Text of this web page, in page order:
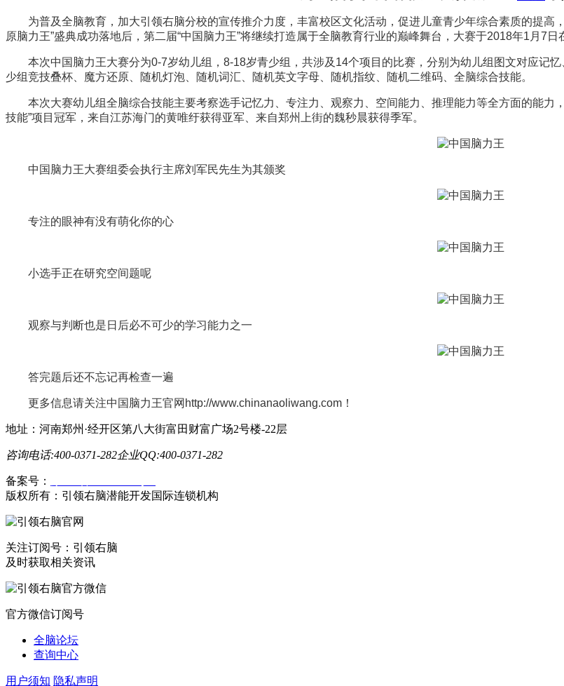
为普及全脑教育，加大引领右脑分校的宣传推介力度，丰富校区文化活动，促进儿童青少年综合素质的提高
原脑力王”盛典成功落地后，第二届“中国脑力王”将继续打造属于全脑教育行业的巅峰舞台，大赛于2018年1月7日
本次中国脑力王大赛分为0-7岁幼儿组，8-18岁青少组，共涉及14个项目的比赛，分别为幼儿组图文对应记
少组竞技叠杯、魔方还原、随机灯泡、随机词汇、随机英文字母、随机指纹、随机二维码、全脑综合技能。
本次大赛幼儿组全脑综合技能主要考察选手记忆力、专注力、观察力、空间能力、推理能力等全方面的能力
技能”项目冠军，来自江苏海门的黄唯纡获得亚军、来自郑州上街的魏秒晨获得季军。
中国脑力王大赛组委会执行主席刘军民先生为其颁奖
专注的眼神有没有萌化你的心
小选手正在研究空间题呢
观察与判断也是日后必不可少的学习能力之一
答完题后还不忘记再检查一遍
更多信息请关注中国脑力王官网http://www.chinanaoliwang.com！
地址：河南郑州·经开区第八大街富田财富广场2号楼-22层
咨询电话:400-0371-282企业QQ:400-0371-282
备案号：
版权所有：引领右脑潜能开发国际连锁机构
关注订阅号：引领右脑
及时获取相关资讯
官方微信订阅号
全脑论坛
查询中心
用户须知 隐私声明